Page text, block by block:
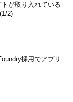
が取り入れている
2)
採用でアプリ